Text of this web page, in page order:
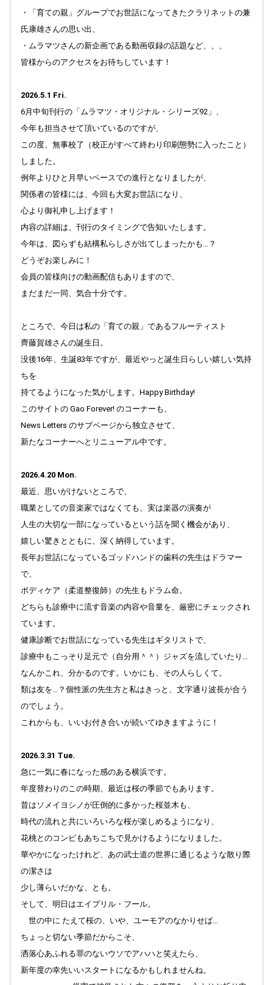
2025.10.14
Top 右側の「季節の一曲」更新中です。今までの♪ロマンティ
ックなワルツ は、Comments のページ (楽曲への思い(3)コー
ナー)に引っ越しました。Top "Field work Praha (Prague)" 写
真を更新しました。
Top "ブラフの丘から" 更新しました。
2025.09.24
Top " ブラフの丘から " 更新しました。
2025.09.19
Top " ブラフの丘から " 更新しました。
2025.09.18
News Letters に『ろここ通信 105号』（最新号）をアップし
ました。
2025.09.15
Denmark (English) にDenmark and I... コーナーを作り、記事
（歌文化が支える質素で実のあるデンマーク精神 の英語版）
2025.09.14
2025.09.13
あるデンマーク精神 をアップしました。過去の記事も加筆
修正を入れています（縁あって、デンマーク コーナー）。
Top "Field work Praha (Prague) " 写真のキャプションをアッ
プしました。
2025.09.10
Denmark(English) 記事更新しました。Top " Field work Praha
Top " Field work Praha (Prague) " 写真を更新しました。
Top " Field work Praha (Prague) " 写真のキャプションをアッ
プしました。"ブラフの丘から"も更新しています。
Top "Field work Praha (Prague)" 写真を更新しました。
Top " Field work Praha (Prague) " 写真のキャプションをアッ
プしました。
2025.07.19
Top "ブラフの丘から" 更新しました。
2025.07.12
Top 右側の「季節の一曲」更新完了しました。"Field work
Praha (Prague) " 写真を更新しました。
Top 右側の「季節の一曲」更新中です。今までの♪羊は安らか
に草を食み は、Comments のページ (楽曲への思い(3)コーナ
ー)に引っ越しました。Top "ブラフの丘から" も更新していま
す。
Works (出版物 (2)) 情報追加しました。
Top "Field work Praha (Prague) " 写真のキャプションをアッ
プしました。
2025.06.16
Top "ブラフの丘から" 更新しました。" Field work Praha
(Prague) " 写真を更新しました。
2025.06.13
Top 最近の話題コーナーに、新刊楽譜の内容をアップしまし
た。
・「育ての親」グループでお世話になってきたクラリネットの兼
氏康雄さんの思い出、
・ムラマツさんの新企画である動画収録の話題など、、、
皆様からのアクセスをお待ちしています！
2026.5.1 Fri.
6月中旬刊行の「ムラマツ・オリジナル・シリーズ92」、
今年も担当させて頂いているのですが、
この度、無事校了（校正がすべて終わり印刷態勢に入ったこと）
しました。
例年よりひと月早いペースでの進行となりましたが、
関係者の皆様には、今回も大変お世話になり、
心より御礼申し上げます！
内容の詳細は、刊行のタイミングで告知いたします。
今年は、図らずも結構私らしさが出てしまったかも…？
どうぞお楽しみに！
会員の皆様向けの動画配信もありますので、
まだまだ一同、気合十分です。
ところで、今日は私の「育ての親」であるフルーティスト
齊藤賀雄さんの誕生日。
没後16年、生誕83年ですが、最近やっと誕生日らしい嬉しい気持
ちを
持てるようになった気がします。Happy Birthday!
このサイトの Gao Forever! のコーナーも、
News Letters のサブページから独立させて、
新たなコーナーへとリニューアル中です。
2026.4.20 Mon.
最近、思いがけないところで、
職業としての音楽家ではなくても、実は楽器の演奏が
人生の大切な一部になっているという話を聞く機会があり、
嬉しい驚きとともに、深く納得しています。
長年お世話になっているゴッドハンドの歯科の先生はドラマー
で、
ボディケア（柔道整復師）の先生もドラム命。
どちらも診療中に流す音楽の内容や音量を、厳密にチェックされ
ています。
健康診断でお世話になっている先生はギタリストで、
診療中もこっそり足元で（自分用＾＾）ジャズを流していたり…
なんかこれ、分かるのです。いかにも、その人らしくて。
類は友を…？個性派の先生方と私はきっと、文字通り波長が合う
のでしょう。
これからも、いいお付き合いが続いてゆきますように！
2026.3.31 Tue.
急に一気に春になった感のある横浜です。
年度替わりのこの時期、最近は桜の季節でもあります。
昔はソメイヨシノが圧倒的に多かった桜並木も、
時代の流れと共にいろいろな桜が楽しめるようになり、
花桃とのコンビもあちこちで見かけるようになりました。
華やかになったけれど、あの武士道の世界に通じるような散り際
の潔さは
少し薄らいだかな、とも。
そして、明日はエイプリル・フール。
世の中に たえて桜の、いや、ユーモアのなかりせば…
ちょっと切ない季節だからこそ、
洒落心あふれる罪のないウソでアハハと笑えたら、
新年度の幸先いいスタートになるかもしれませんね。